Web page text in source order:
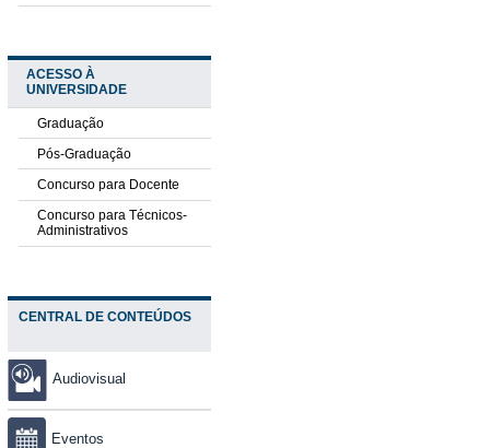
ACESSO À
UNIVERSIDADE
Graduação
Pós-Graduação
Concurso para Docente
Concurso para Técnicos-
Administrativos
CENTRAL DE CONTEÚDOS
Audiovisual
Eventos